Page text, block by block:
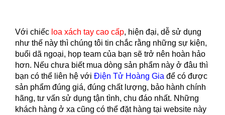
Với chiếc loa xách tay cao cấp, hiện đại, dễ sử dụng
như thế này thì chúng tôi tin chắc rằng những sự kiện,
buổi dã ngoại, họp team của bạn sẽ trở nên hoàn hảo
hơn. Nếu chưa biết mua dòng sản phẩm này ở đâu thì
bạn có thể liên hệ với Điện Tử Hoàng Gia để có được
sản phẩm đúng giá, đúng chất lượng, bảo hành chính
hãng, tư vấn sử dụng tận tình, chu đáo nhất. Những
khách hàng ở xa cũng có thể đặt hàng tại website này